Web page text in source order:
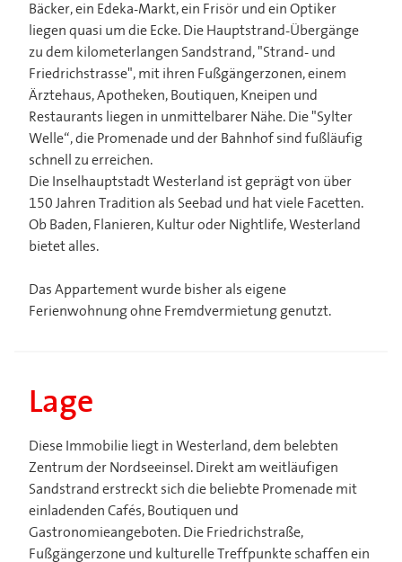
Bäcker, ein Edeka-Markt, ein Frisör und ein Optiker
liegen quasi um die Ecke. Die Hauptstrand-Übergänge
zu dem kilometerlangen Sandstrand, "Strand- und
Friedrichstrasse", mit ihren Fußgängerzonen, einem
Ärztehaus, Apotheken, Boutiquen, Kneipen und
Restaurants liegen in unmittelbarer Nähe. Die "Sylter
Welle“, die Promenade und der Bahnhof sind fußläufig
schnell zu erreichen.
Die Inselhauptstadt Westerland ist geprägt von über
150 Jahren Tradition als Seebad und hat viele Facetten.
Ob Baden, Flanieren, Kultur oder Nightlife, Westerland
bietet alles.
Das Appartement wurde bisher als eigene
Ferienwohnung ohne Fremdvermietung genutzt.
Lage
Diese Immobilie liegt in Westerland, dem belebten
Zentrum der Nordseeinsel. Direkt am weitläufigen
Sandstrand erstreckt sich die beliebte Promenade mit
einladenden Cafés, Boutiquen und
Gastronomieangeboten. Die Friedrichstraße,
Fußgängerzone und kulturelle Treffpunkte schaffen ein